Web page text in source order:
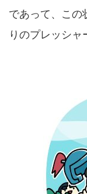
であって、この
りのプレッシャ